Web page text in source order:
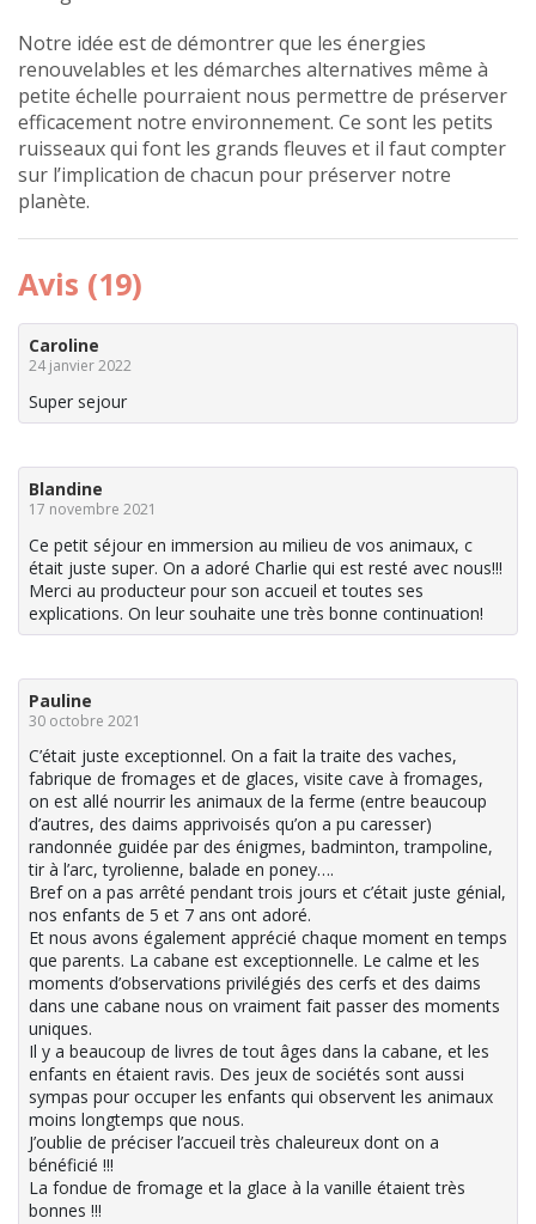
Notre idée est de démontrer que les énergies
renouvelables et les démarches alternatives même à
petite échelle pourraient nous permettre de préserver
efficacement notre environnement. Ce sont les petits
ruisseaux qui font les grands fleuves et il faut compter
sur l’implication de chacun pour préserver notre
planète.
Avis (19)
Caroline
24 janvier 2022
Super sejour
Blandine
17 novembre 2021
Ce petit séjour en immersion au milieu de vos animaux, c
était juste super. On a adoré Charlie qui est resté avec nous!!!
Merci au producteur pour son accueil et toutes ses
explications. On leur souhaite une très bonne continuation!
Pauline
30 octobre 2021
C’était juste exceptionnel. On a fait la traite des vaches,
fabrique de fromages et de glaces, visite cave à fromages,
on est allé nourrir les animaux de la ferme (entre beaucoup
d’autres, des daims apprivoisés qu’on a pu caresser)
randonnée guidée par des énigmes, badminton, trampoline,
tir à l’arc, tyrolienne, balade en poney….
Bref on a pas arrêté pendant trois jours et c’était juste génial,
nos enfants de 5 et 7 ans ont adoré.
Et nous avons également apprécié chaque moment en temps
que parents. La cabane est exceptionnelle. Le calme et les
moments d’observations privilégiés des cerfs et des daims
dans une cabane nous on vraiment fait passer des moments
uniques.
Il y a beaucoup de livres de tout âges dans la cabane, et les
enfants en étaient ravis. Des jeux de sociétés sont aussi
sympas pour occuper les enfants qui observent les animaux
moins longtemps que nous.
J’oublie de préciser l’accueil très chaleureux dont on a
bénéficié !!!
La fondue de fromage et la glace à la vanille étaient très
bonnes !!!